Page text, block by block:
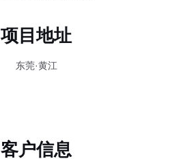
项目地址
东莞·黄江
客户信息